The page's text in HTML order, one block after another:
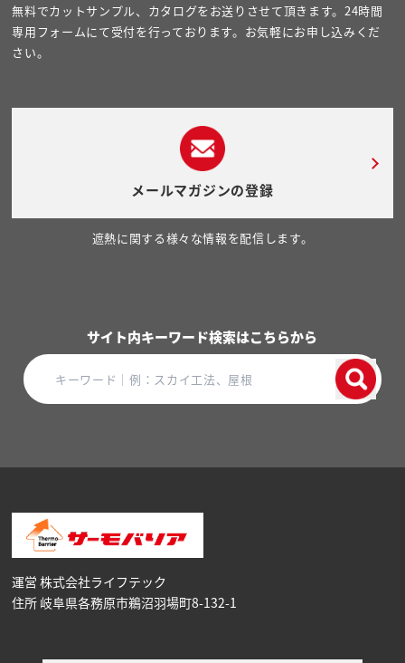
無料でカットサンプル、カタログをお送りさせて頂きます。24時間
専用フォームにて受付を行っております。お気軽にお申し込みくだ
さい。
メールマガジンの登録
遮熱に関する様々な情報を配信します。
サイト内キーワード検索はこちらから
運営 株式会社ライフテック
住所 岐阜県各務原市鵜沼⽻場町8-132-1